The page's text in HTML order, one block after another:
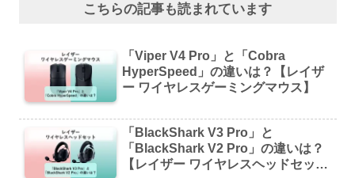
こちらの記事も読まれています
「Viper V4 Pro」と「Cobra
HyperSpeed」の違いは？【レイザ
ー ワイヤレスゲーミングマウス】
「BlackShark V3 Pro」と
「BlackShark V2 Pro」の違いは？
【レイザー ワイヤレスヘッドセッ